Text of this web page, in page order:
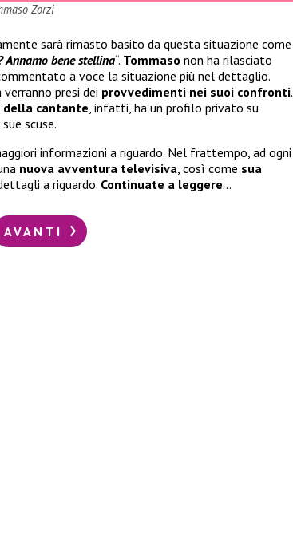
Zorzi
sarà rimasto basito da questa situazione come
Annamo bene stellina“. Tommaso non ha rilasciato
a voce la situazione più nel dettaglio.
presi dei provvedimenti nei suoi confronti.
della cantante , infatti, ha un profilo privato su
scuse.
informazioni a riguardo. Nel frattempo, ad ogni
nuova avventura televisiva , così come sua
a riguardo. Continuate a leggere…
AVANTI